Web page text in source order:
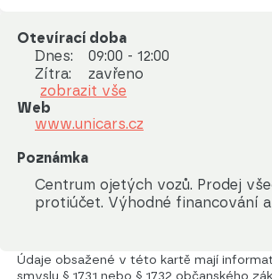
Otevírací doba
Dnes:
09:00 - 12:00
Zítra:
zavřeno
zobrazit vše
Web
www.unicars.cz
Poznámka
Centrum ojetých vozů. Prodej
protiúčet. Výhodné financování
Údaje obsažené v této kartě mají
smyslu § 1731 nebo § 1732 občanského